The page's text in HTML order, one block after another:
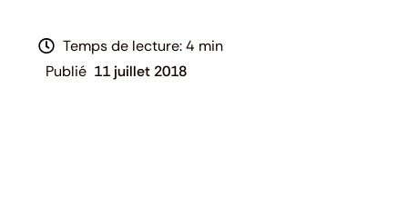
4 min
11 juillet 2018